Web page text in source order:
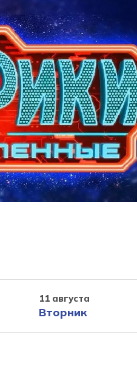
11 августа
Вторник